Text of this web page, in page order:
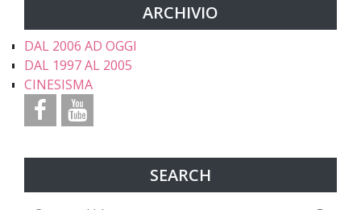
ARCHIVIO
DAL 2006 AD OGGI
DAL 1997 AL 2005
CINESISMA
SEARCH